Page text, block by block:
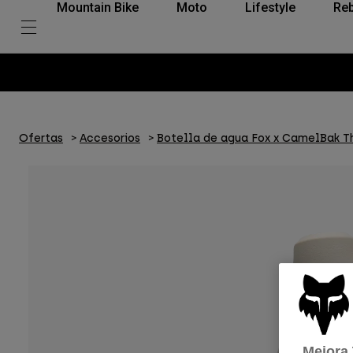
Mountain Bike Moto Lifestyle
Ofertas Accesorios Botella de agua Fox x CamelBak